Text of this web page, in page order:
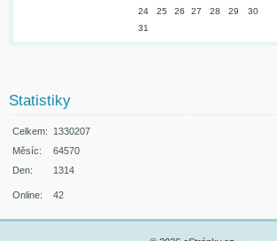
24
25 26 27 28 29
30
31
Statistiky
Online: 42
Celkem:
1330207
Měsíc:
64570
Den:
1314